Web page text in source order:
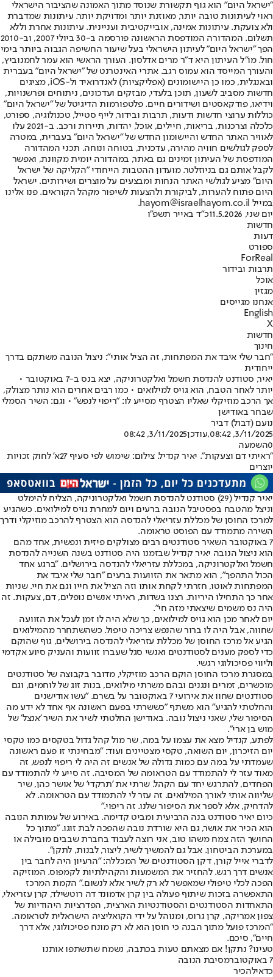
"ישראל היום" הוא גוף תקשורת שנוסד מתוך האמונה שהציבור הישראלי
ראוי לעיתונות טובה יותר, מאוזנת יותר ומדויקת יותר. עיתונות שמדברת
ולא צועקת. עיתונות אמינה, אובייקטיבית ועניינית. עיתונות אחרת וללא
תשלום. המהדורה המודפסת הראשונה פורסמה ב-30 ביולי 2007, וב-2010
הפך "ישראל היום" לעיתון הישראלי בעל שיעור החשיפה הגבוה ביותר בימי
חול. מו"ל העיתון היא ד"ר מרים אדלסון. העורך הראשי הוא עמר לחמנוביץ,
והעורך המייסד הוא עמוס רגב. אתרי האינטרנט של "ישראל היום" בעברית
ובאנגלית, כמו כן היישומונים (אפליקציות) לאנדרואיד ול-iOS, מציגים
חדשות מסביב לשעון, תוכן בלעדי, מבזקים ועדכונים, ניתוחים ופרשנויות,
וידיאו, פודקאסטים ושידורים חיים. פלטפורמות הדיגיטל של "ישראל היום"
כוללות ערוצי חדשות ודעות, תרבות ובידור, לייף סטייל, טכנולוגיה, ספורט,
כלכלה וצרכנות, בריאות, חיילים, אוכל, יהדות, תיירות ורכב. ב-2021 עלו
לאוויר האתר החדש והיישומון החדש של "ישראל היום" בעברית, במטרה
לספק לגולשים חוויה מהירה, עדכנית, בטוחה ונוחה. תכני המהדורה
המודפסת של העיתון זמינים גם באתר, במהדורה יומית מקוונת, ואפשר
לקבל אותם גם בניוזלטר. מועדון ההטבות הייחודי "הקליקה של ישראל
היום" מציע לגולשי האתר הנחות ומבצעים על מוצרים ושירותים. ישראל
היום פתוח להערות, לביקורת ולהצעות לשיפור מקהל הקוראים. פנו אלינו
במייל hayom@israelhayom.co.il.
יום שני, 11.5.2026
כ"ד באייר תשפ"ו
חדשות
דעות
ספורט
ForReal
תרבות ובידור
אוכל
מגזין
אנחנו מגייסים
English
X
חדשות
חינוך
"חבר שלי איבד את המפתחות, זה הציל אותי": ניצול הנובה משתקם בדרך
ייחודית
יאיר, סטודנט להנדסת חשמל ואלקטרוניקה, יצא בנס ב-7 באוקטובר •
יותר לאחר הטבח, הוא גויס למילואים • כמו רבים אחרים הוא נותר מצולק,
אך הרכב מוזיקלי שאליו הצטרף מסייע לו: "ריפוי לנפש" • וגם: השיר הסמלי
שבחר באודישן
נועם (דבול) דביר
3/11/2025, 08:42
,עודכן3/11/2025, 08:42
0השמעה
"ראיתי דם וצעקות". יאיר קנדיל. צילום: שימוש לפי סעיף 27א' לחוק זכויות
יוצרים
יאיר קנדיל (29) סטודנט להנדסת חשמל ואלקטרוניקה, הצליח להימלט
וניצל מהטבח בפסטיבל הנובה ברעים ויום למחרת גויס למילואים. כשהגיע
למרכז החוסן של מכללת עזריאלי להנדסה הוא הצטרף להרכב מוזיקלי ודרך
השירה מתמודד עם הפוסט טראומה.
7 באוקטובר השאיר סטודנטים רבים מצולקים פיזית ונפשית, אחד מהם
הוא ניצול הנובה יאיר קנדיל שבזמנו היה סטודנט בשנה השנייה להנדסת
חשמל ואלקטרוניקה, במכללת עזריאלי להנדסה בירושלים. "ברגע אחד
הכול התהפך", הוא מתאר את הזוועות ברעים "חבר שלי איבד את
המפתחות לאוטו, חזרתי לקחת אותו וזה הציל את חייו וגם את חיי. שניות
אחר כך התחילו היריות. רצנו בשדות, ראיתי אנשים נופלים, דם, צעקות. זה
היה נס משמים שיצאתי מזה חי".
יום לאחר מכן הוא גויס למילואים, כך שלא היה לו זמן לעכל את הזוועה
שחווה, אבל היה לו ברור שהנפש צריכה טיפול. כשהשתחרר מהמילואים
הגיע אל מרכז החוסן של מכללת עזריאלי להנדסה בירושלים, גוף שהוקם
כדי לספק מענים לסטודנטים ואנשי סגל שעברו זוועות והעניק סיוע אקדמי
וליווי פסיכולוגי רגשי.
במסגרת מרכז החוסן הוקם הרכב מוזיקלי, מדובר בקבוצה של סטודנטים
מוכשרים, זמרים ונגנים ובהם משרתי מילואים, בנות זוג של לוחמים, וגם
סטודנטים שחוו את אירועי 7 באוקטובר על בשרם. "עשו אודישנים
והחלטתי להגיע" הוא משתף "כששרתי בפעם ראשונה אף אחד לא ידע מה
הסיפור שלי, שאני ניצול נובה. באודישן החלטתי לשיר את השיר 'אנצל' של
מוש בן ארי".
לפתע, קנדיל מצא את עצמו על במה, שר מול קהל גדול בטקסים כמו טקסי
יום הזיכרון, יום השואה, טקסי מצטיינים ועוד: "מבחינתי זו פעם ראשונה
שעמדתי על במה עם כמות גדולה של אנשים זה היה לי ריפוי לנפש, זה
מאוד עזר לי להתמודד עם הטראומה של המסיבה. זה סייע לי להתמודד עם
הפחדים, להתרגש יחד עם הקהל. שרתי את 'תרקדי' של אושר כהן, שיר
שליווה אותי לאורך המילואים. זה עזר לי להתמודד עם הטראומה. לא
להדחיק, אלא לספר את הסיפור שלנו. זה ריפוי."
כיום יאיר סטודנט בנה הרביעית ומביט קדימה. באירוע של עמותת הנובה
הוא הכיר את אושר, גם היא שורדת נובה שהפכה לבת זוגו. "מתוך כל
החושך הזה צמח משהו טוב, אני רוצה לעבוד בחברת שבבים מובילה או
במערכת הביטחון. אבל גם להמשיך לשיר, ליצור, לבנות, לתקן".
לדברי אייל קורן, דקן הסטודנטים של המכללה: "הרעיון היה לחבר בין
אנשים דרך רגש. להחזיר את המשמעות והקהילתיות לקמפוס. המוזיקה
הפכה לכלי טיפולי שמאפשר לא רק לשיר אלא לנשום." הקמת המרכז
התאפשרה בזכות שיתוף פעולה בין קרן אדמונד דה רוטשילד, קרן עזריאלי,
התאחדות הסטודנטים והסטודנטיות הארצית, הפדרציות היהודיות של
צפון אמריקה, קרן גרוס, ומנוהל על ידי הקואליציה הישראלית לטראומה.
"המרכז פועל מתוך הבנה כי חוסן הוא לא רק מונח פסיכולוגי, אלא דרך
חיים", סיכם.
טעינו? נתקן! אם מצאתם טעות בכתבה, נשמח שתשתפו אותנו
7 באוקטובר
מסיבת הנובה
כדאילהכיר